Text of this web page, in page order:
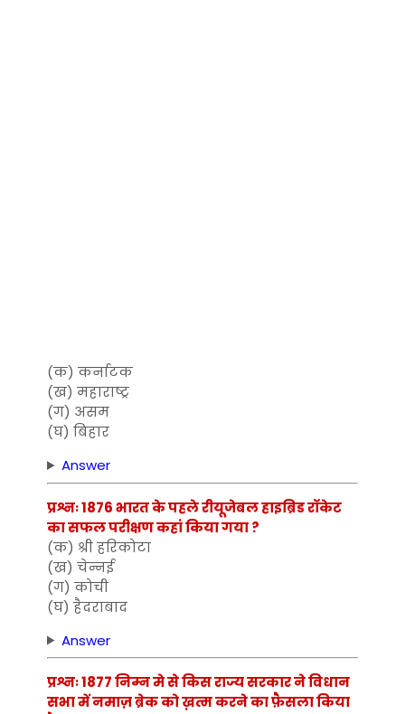
(क) कर्नाटक
(ख) महाराष्ट्र
(ग) असम
(घ) बिहार
Answer
प्रश्नः 1876 भारत के पहले रीयूजेबल हाइब्रिड रॉकेट
का सफल परीक्षण कहां किया गया ?
(क) श्री हरिकोटा
(ख) चेन्नई
(ग) कोची
(घ) हैदराबाद
Answer
प्रश्नः 1877 निम्न मे से किस राज्य सरकार ने विधान
सभा में नमाज़ ब्रेक को ख़त्म करने का फ़ैसला किया